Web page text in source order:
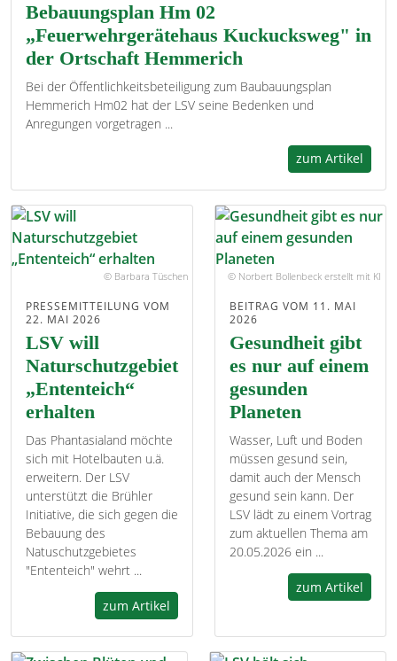
Bebauungsplan Hm 02
„Feuerwehrgerätehaus Kuckucksweg" in
der Ortschaft Hemmerich
Bei der Öffentlichkeitsbeteiligung zum Baubauungsplan
Hemmerich Hm02 hat der LSV seine Bedenken und
Anregungen vorgetragen ...
zum Artikel
© Barbara Tüschen
PRESSEMITTEILUNG VOM
22. MAI 2026
LSV will
Naturschutzgebiet
„Ententeich“
erhalten
Das Phantasialand möchte
sich mit Hotelbauten u.ä.
erweitern. Der LSV
unterstützt die Brühler
Initiative, die sich gegen die
Bebauung des
Natuschutzgebietes
"Ententeich" wehrt ...
zum Artikel
© Norbert Bollenbeck erstellt mit KI
BEITRAG VOM 11. MAI
2026
Gesundheit gibt
es nur auf einem
gesunden
Planeten
Wasser, Luft und Boden
müssen gesund sein,
damit auch der Mensch
gesund sein kann. Der
LSV lädt zu einem Vortrag
zum aktuellen Thema am
20.05.2026 ein ...
zum Artikel